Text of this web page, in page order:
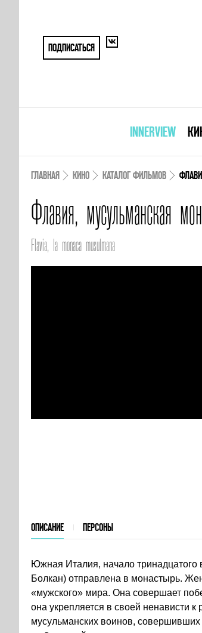
ПОДПИСАТЬСЯ
INNERVIEW
ГЛАВНАЯ КИНО КАТАЛОГ ФИЛЬМОВ
Флавия, мусульманская
Flavia, la monaca musulmana
ОПИСАНИЕ ПЕРСОНЫ
Южная Италия, начало
Болкан) отправлена в монастырь.
«мужского» мира. Она совершает
она укрепляется в своей ненависти
мусульманских воинов,